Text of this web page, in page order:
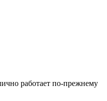
работает по-прежнему